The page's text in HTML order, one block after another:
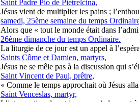
Saint Padre Pio de Pietrelcina,
Jésus vient de multiplier les pains ;
samedi, 25ème semaine du temps
Alors que « tout le monde était dans
26ème dimanche du temps Ordinaire.
La liturgie de ce jour est un appel à
Saints Côme et Damien, martyrs,
Jésus ne se mêle pas à la discussion qui
Saint Vincent de Paul, prêtre,
« Comme le temps approchait où Jésus
Saint Venceslas, martyr,